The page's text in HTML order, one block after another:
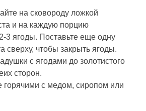
на сковороду ложкой
и на каждую порцию
3 ягоды. Поставьте еще одну
сверху, чтобы закрыть ягоды.
с ягодами до золотистого
сторон.
горячими с медом, сиропом или